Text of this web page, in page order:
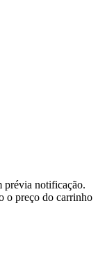
prévia notificação.
o preço do carrinho